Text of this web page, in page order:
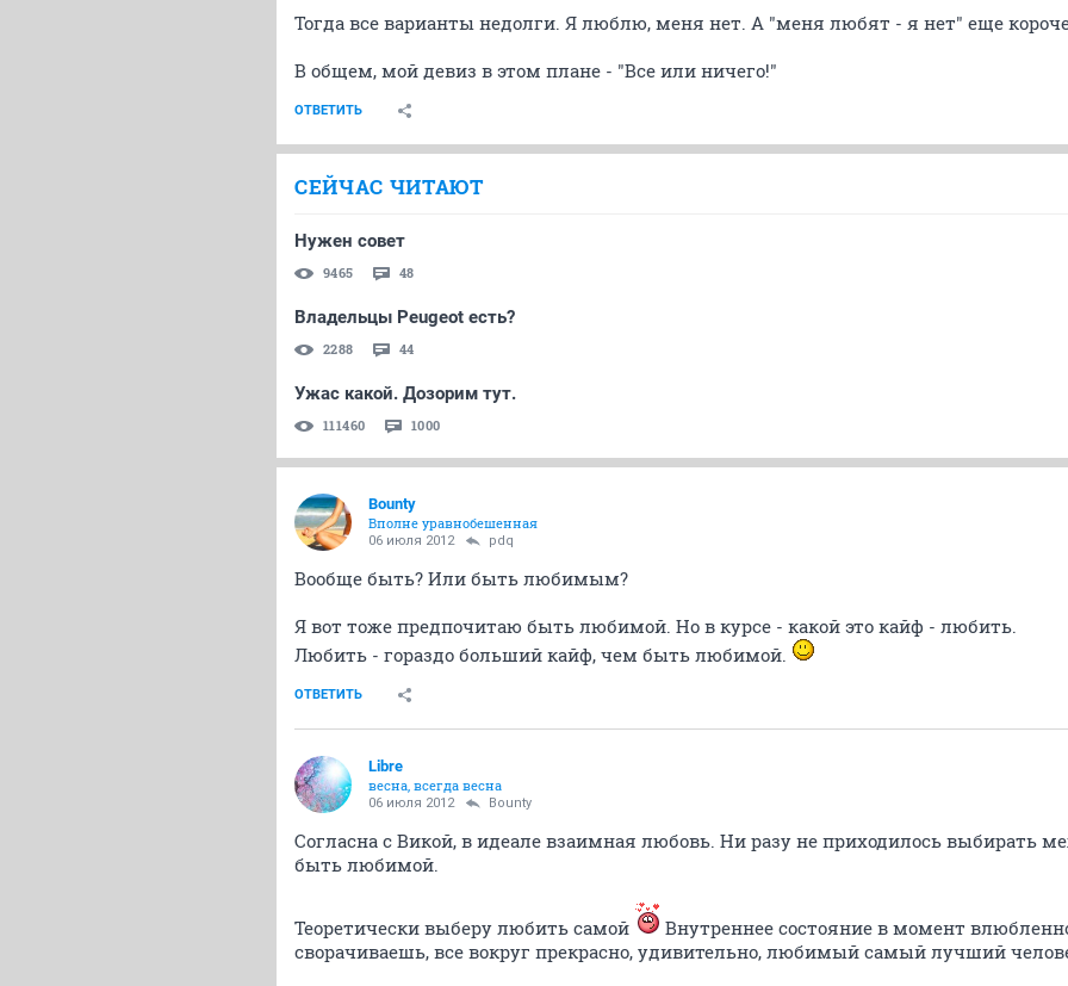
Тогда все варианты недолги. Я люблю, меня нет. А "меня любят - я нет" еще
В общем, мой девиз в этом плане - "Все или ничего!"
ОТВЕТИТЬ
СЕЙЧАС ЧИТАЮТ
Нужен совет
9465 48
Владельцы Peugeot есть?
2288 44
Ужас какой. Дозорим тут.
111460 1000
Bounty
Вполне уравнобешенная
06 июля 2012 pdq
Вообще быть? Или быть любимым?
Я вот тоже предпочитаю быть любимой. Но в курсе - какой это кайф - любить.
Любить - гораздо больший кайф, чем быть любимой.
ОТВЕТИТЬ
Libre
весна, всегда весна
06 июля 2012 Bounty
Согласна с Викой, в идеале взаимная любовь. Ни разу не приходилось выбирать
быть любимой.
Теоретически выберу любить самой
Внутреннее состояние в момент
сворачиваешь, все вокруг прекрасно, удивительно, любимый самый лучший